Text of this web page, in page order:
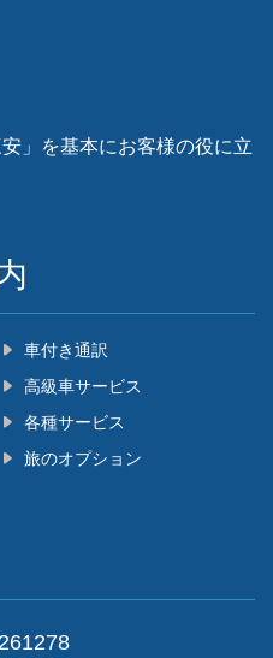
」を基本にお客様の役に立
車付き通訳
高級車サービス
各種サービス
旅のオプション